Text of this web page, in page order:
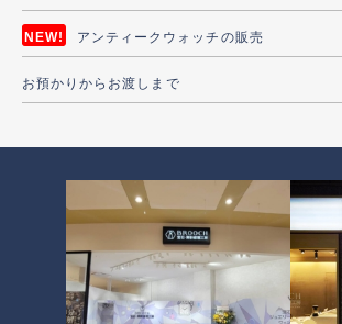
アンティークウォッチの販売
お預かりからお渡しまで